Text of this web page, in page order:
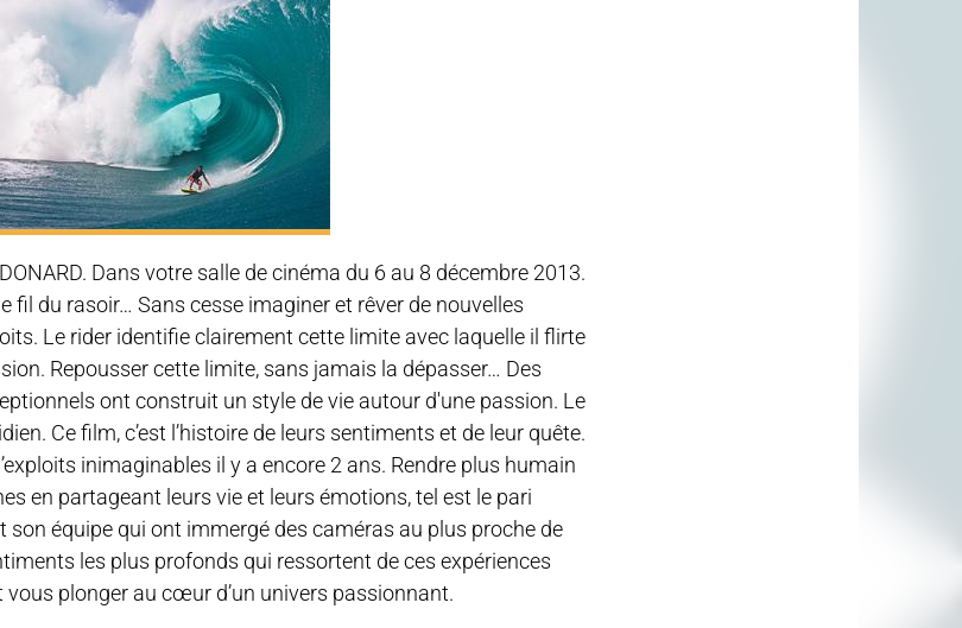
Dans votre salle de cinéma du 6 au 8 décembre 2013.
fil du rasoir… Sans cesse imaginer et rêver de nouvelles
Le rider identifie clairement cette limite avec laquelle il flirte
Repousser cette limite, sans jamais la dépasser… Des
ont construit un style de vie autour d'une passion. Le
Ce film, c’est l’histoire de leurs sentiments et de leur quête.
inimaginables il y a encore 2 ans. Rendre plus humain
en partageant leurs vie et leurs émotions, tel est le pari
son équipe qui ont immergé des caméras au plus proche de
les plus profonds qui ressortent de ces expériences
plonger au cœur d’un univers passionnant.